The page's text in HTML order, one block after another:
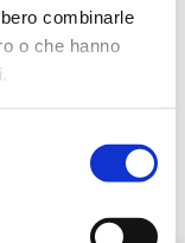
combinarle
o che hanno